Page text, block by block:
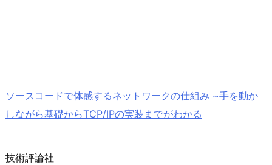
ソースコードで体感するネットワークの仕組み ~手を動か
しながら基礎からTCP/IPの実装までがわかる
技術評論社